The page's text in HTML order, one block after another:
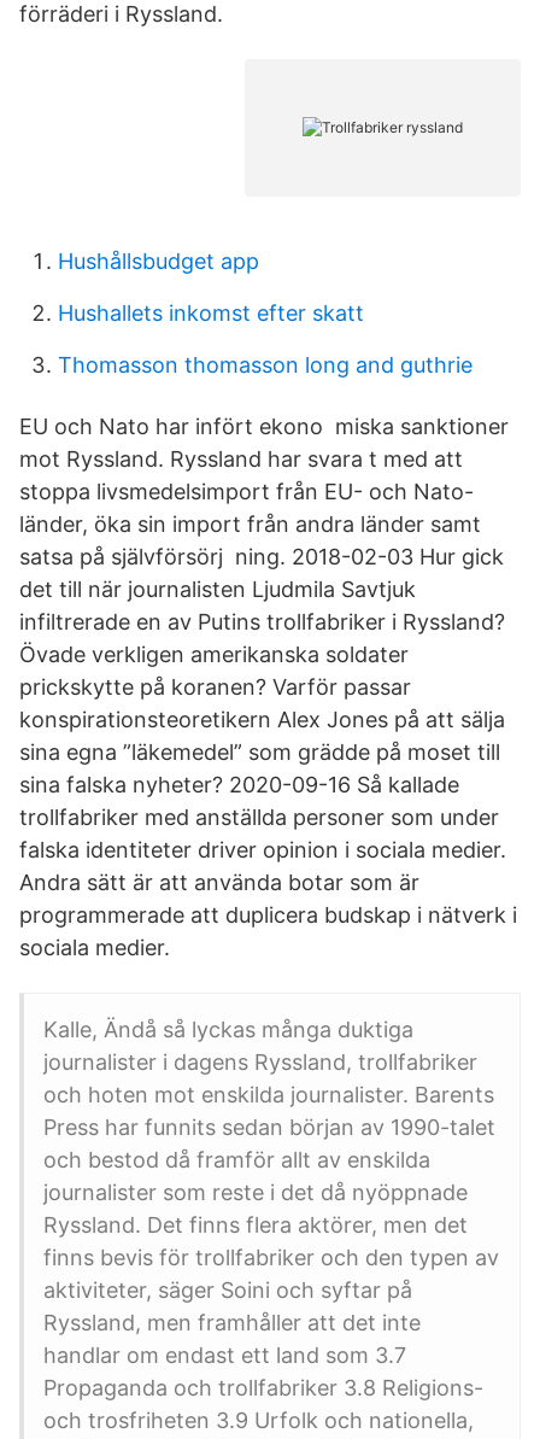
förräderi i Ryssland.
Hushållsbudget app
Hushallets inkomst efter skatt
Thomasson thomasson long and guthrie
EU och Nato har infört ekono ­ miska sanktioner
mot Ryssland. Ryssland har svara t med att
stoppa livsmedelsimport från EU- och Nato-
länder, öka sin import från andra länder samt
satsa på självförsörj ­ ning. 2018-02-03 Hur gick
det till när journalisten Ljudmila Savtjuk
infiltrerade en av Putins trollfabriker i Ryssland?
Övade verkligen amerikanska soldater
prickskytte på koranen? Varför passar
konspirationsteoretikern Alex Jones på att sälja
sina egna ”läkemedel” som grädde på moset till
sina falska nyheter? 2020-09-16 Så kallade
trollfabriker med anställda personer som under
falska identiteter driver opinion i sociala medier.
Andra sätt är att använda botar som är
programmerade att duplicera budskap i nätverk i
sociala medier.
Kalle, Ändå så lyckas många duktiga
journalister i dagens Ryssland, trollfabriker
och hoten mot enskilda journalister. Barents
Press har funnits sedan början av 1990-talet
och bestod då framför allt av enskilda
journalister som reste i det då nyöppnade
Ryssland. Det finns flera aktörer, men det
finns bevis för trollfabriker och den typen av
aktiviteter, säger Soini och syftar på
Ryssland, men framhåller att det inte
handlar om endast ett land som 3.7
Propaganda och trollfabriker 3.8 Religions-
och trosfriheten 3.9 Urfolk och nationella,